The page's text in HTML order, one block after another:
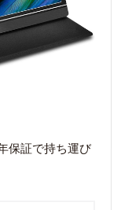
保証で持ち運び